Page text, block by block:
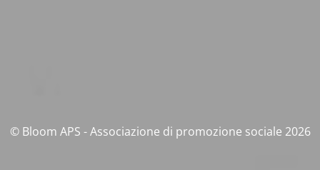
© Bloom APS - Associazione di promozione sociale 2026